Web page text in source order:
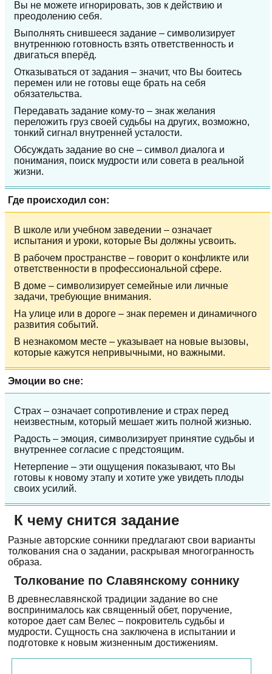
Вы не можете игнорировать, зов к действию и
преодолению себя.
Выполнять снившееся задание – символизирует
внутреннюю готовность взять ответственность и
двигаться вперёд.
Отказываться от задания – значит, что Вы боитесь
перемен или не готовы еще брать на себя
обязательства.
Передавать задание кому-то – знак желания
переложить груз своей судьбы на других, возможно,
тонкий сигнал внутренней усталости.
Обсуждать задание во сне – символ диалога и
понимания, поиск мудрости или совета в реальной
жизни.
Где происходил сон:
В школе или учебном заведении – означает
испытания и уроки, которые Вы должны усвоить.
В рабочем пространстве – говорит о конфликте или
ответственности в профессиональной сфере.
В доме – символизирует семейные или личные
задачи, требующие внимания.
На улице или в дороге – знак перемен и динамичного
развития событий.
В незнакомом месте – указывает на новые вызовы,
которые кажутся непривычными, но важными.
Эмоции во сне:
Страх – означает сопротивление и страх перед
неизвестным, который мешает жить полной жизнью.
Радость – эмоция, символизирует принятие судьбы и
внутреннее согласие с предстоящим.
Нетерпение – эти ощущения показывают, что Вы
готовы к новому этапу и хотите уже увидеть плоды
своих усилий.
К чему снится задание
Разные авторские сонники предлагают свои варианты
толкования сна о задании, раскрывая многогранность
образа.
Толкование по Славянскому соннику
В древнеславянской традиции задание во сне
воспринималось как священный обет, поручение,
которое дает сам Велес – покровитель судьбы и
мудрости. Сущность сна заключена в испытании и
подготовке к новым жизненным достижениям.